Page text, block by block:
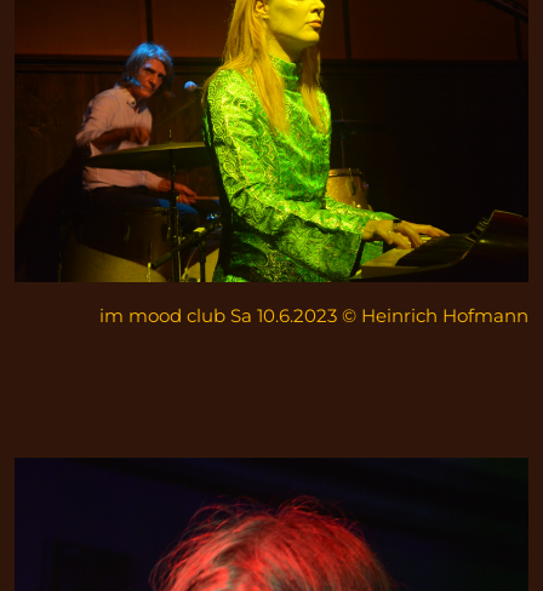
im mood club Sa 10.6.2023 © Heinrich Hofmann